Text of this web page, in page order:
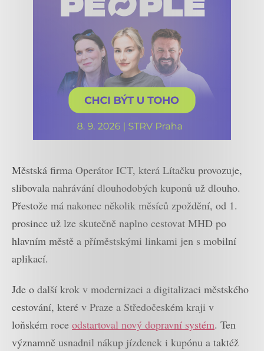
Městská firma Operátor ICT, která Lítačku provozuje,
slibovala nahrávání dlouhodobých kuponů už dlouho.
Přestože má nakonec několik měsíců zpoždění, od 1.
prosince už lze skutečně naplno cestovat MHD po
hlavním městě a příměstskými linkami jen s mobilní
aplikací.
Jde o další krok v modernizaci a digitalizaci městského
cestování, které v Praze a Středočeském kraji v
loňském roce odstartoval nový dopravní systém. Ten
významně usnadnil nákup jízdenek i kupónu a taktéž